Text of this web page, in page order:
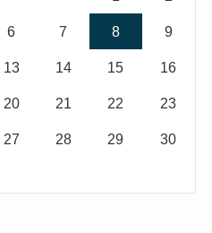
6 7 8 9
13 14 15 16
20 21 22 23
27 28 29 30